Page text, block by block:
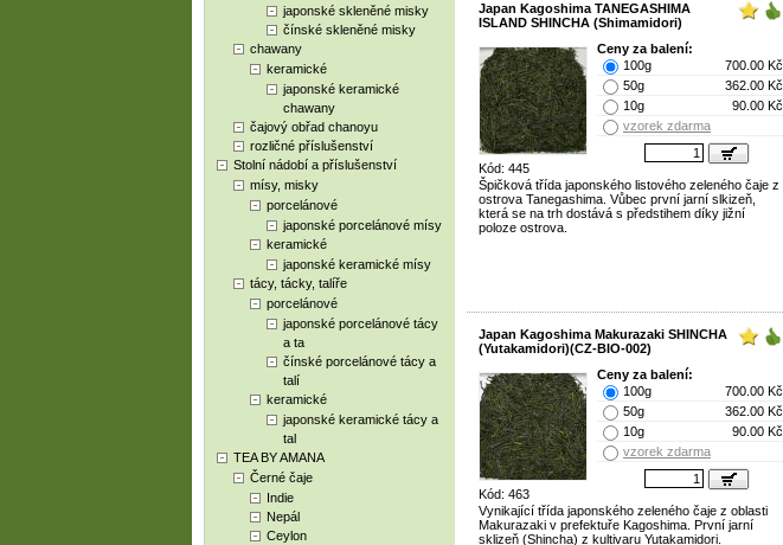
japonské skleněné misky
čínské skleněné misky
chawany
keramické
japonské keramické
chawany
čajový obřad chanoyu
rozličné příslušenství
Stolní nádobí a příslušenství
mísy, misky
porcelánové
japonské porcelánové mísy
keramické
japonské keramické mísy
tácy, tácky, talíře
porcelánové
japonské porcelánové tácy
a ta
čínské porcelánové tácy a
talí
keramické
japonské keramické tácy a
tal
TEA BY AMANA
Černé čaje
Indie
Nepál
Ceylon
Japan Kagoshima TANEGASHIMA
ISLAND SHINCHA (Shimamidori)
Kód: 445
Ceny za balení:
100g
700.00 Kč
50g
362.00 Kč
10g
90.00 Kč
vzorek zdarma
Špičková třída japonského listového zeleného čaje z
ostrova Tanegashima. Vůbec první jarní slkizeň,
která se na trh dostává s předstihem díky jižní
poloze ostrova.
Japan Kagoshima Makurazaki SHINCHA
(Yutakamidori)(CZ-BIO-002)
Kód: 463
Ceny za balení:
100g
700.00 Kč
50g
362.00 Kč
10g
90.00 Kč
vzorek zdarma
Vynikající třída japonského zeleného čaje z oblasti
Makurazaki v prefektuře Kagoshima. První jarní
sklizeň (Shincha) z kultivaru Yutakamidori.